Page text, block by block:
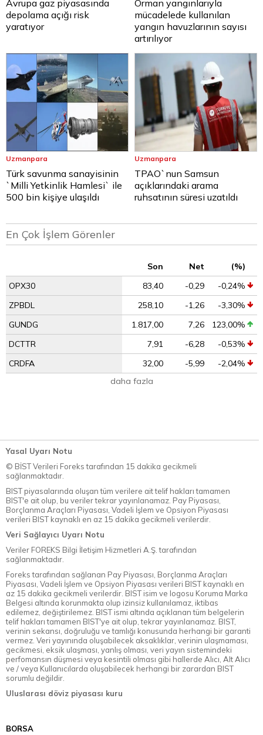
Avrupa gaz piyasasında
depolama açığı risk
yaratıyor
Orman yangınlarıyla
mücadelede kullanılan
yangın havuzlarının sayısı
artırılıyor
Uzmanpara
Türk savunma sanayisinin
`Milli Yetkinlik Hamlesi` ile
500 bin kişiye ulaşıldı
Uzmanpara
TPAO`nun Samsun
açıklarındaki arama
ruhsatının süresi uzatıldı
En Çok İşlem Görenler
Son Net
(%)
OPX30
83,40 -0,29
-0,24%
ZPBDL
258,10 -1,26
-3,30%
GUNDG
1.817,00 7,26
123,00%
DCTTR
7,91 -6,28
-0,53%
CRDFA
32,00 -5,99
-2,04%
daha fazla
Yasal Uyarı Notu
© BİST Verileri Foreks tarafından 15 dakika gecikmeli
sağlanmaktadır.
BIST piyasalarında oluşan tüm verilere ait telif hakları tamamen
BIST'e ait olup, bu veriler tekrar yayınlanamaz. Pay Piyasası,
Borçlanma Araçları Piyasası, Vadeli İşlem ve Opsiyon Piyasası
verileri BIST kaynaklı en az 15 dakika gecikmeli verilerdir.
Veri Sağlayıcı Uyarı Notu
Veriler FOREKS Bilgi İletişim Hizmetleri A.Ş. tarafından
sağlanmaktadır.
Foreks tarafından sağlanan Pay Piyasası, Borçlanma Araçları
Piyasası, Vadeli İşlem ve Opsiyon Piyasası verileri BIST kaynaklı en
az 15 dakika gecikmeli verilerdir. BIST isim ve logosu Koruma Marka
Belgesi altında korunmakta olup izinsiz kullanılamaz, iktibas
edilemez, değiştirilemez. BIST ismi altında açıklanan tüm belgelerin
telif hakları tamamen BIST'ye ait olup, tekrar yayınlanamaz. BIST,
verinin sekansı, doğruluğu ve tamlığı konusunda herhangi bir garanti
vermez. Veri yayınında oluşabilecek aksaklıklar, verinin ulaşmaması,
gecikmesi, eksik ulaşması, yanlış olması, veri yayın sistemindeki
perfomansın düşmesi veya kesintili olması gibi hallerde Alıcı, Alt Alıcı
ve / veya Kullanıcılarda oluşabilecek herhangi bir zarardan BIST
sorumlu değildir.
Uluslarası döviz piyasası kuru
BORSA